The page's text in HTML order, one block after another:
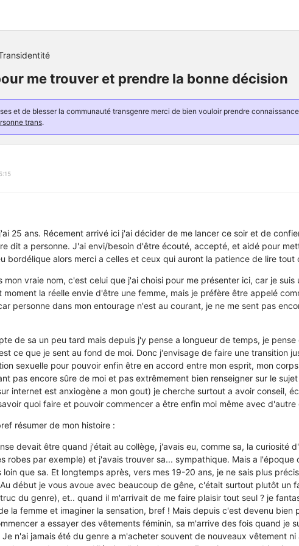
me trouver et prendre la bonne décision
et de blesser la communauté transgenre merci de bien vouloir prendre
trans.
25 ans. Récement arrivé ici j'ai décider de me lancer ce soir et de
dit a personne. J'ai envi/besoin d'être écouté, accepté, et aidé pour
bordélique alors merci a celles et ceux qui auront la patience de lire tout
mon vraie nom, c'est celui que j'ai choisi pour me présenter ici, car je suis
la réelle envie d'être une femme, mais je préfère être appelé
personne dans mon entourage n'est au courant, je ne me sent pas
de sa un peu tard mais depuis j'y pense a longueur de temps, je pense
ce que je sent au fond de moi. Donc j'envisage de faire une transition
sexuelle pour pouvoir enfin être en accord entre mon esprit, mon
pas encore sûre de moi et pas extrêmement bien renseigner sur le
internet est anxiogène a mon gout) je cherche surtout a avoir conseil,
quoi faire et pouvoir commencer a être enfin moi même avec d'autre
résumer de mon histoire :
devait être quand j'était au collège, j'avais eu, comme sa, la curiosité
robes par exemple) et j'avais trouver sa... sympathique. Mais a l'époque
que sa. Et longtemps après, vers mes 19-20 ans, je ne sais plus
début je vous avoue avec beaucoup de gêne, c'était surtout plutôt un
du genre), et.. quand il m'arrivait de me faire plaisir tout seul ? je
la femme et imaginer la sensation, bref ! Mais depuis c'est devenu bien
a essayer des vêtements féminin, sa m'arrive des fois quand je
n'ai jamais été du genre a m'acheter souvent de nouveaux vêtement ni